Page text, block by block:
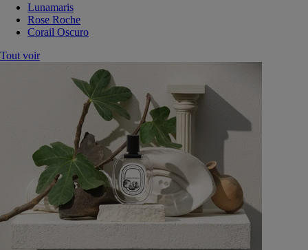
Lunamaris
Rose Roche
Corail Oscuro
Tout voir